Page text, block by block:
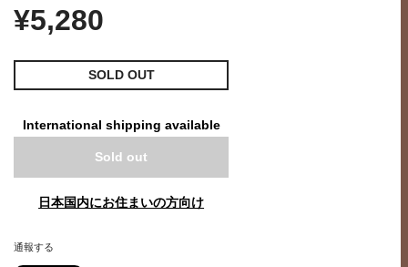
¥5,280
SOLD OUT
International shipping available
Sold out
日本国内にお住まいの方向け
通報する